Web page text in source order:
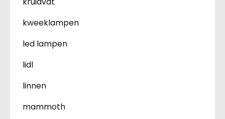
kweeklampen
led lampen
lidl
linnen
mammoth